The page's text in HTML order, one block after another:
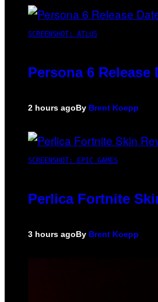
SCREENSHOT: ATLUS
Persona 6
2 hours agoBy Brent Koepp
SCREENSHOT: EPIC GAMES
Perlica Fortnite
3 hours agoBy Brent Koepp